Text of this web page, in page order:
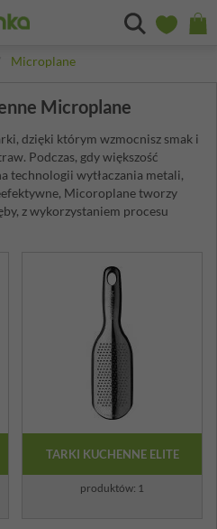
Microplane
Microplane
dzięki którym wzmocnisz smak i
Podczas, gdy większość
technologii wytłaczania metali,
Micoroplane tworzy
z wykorzystaniem procesu
TARKI KUCHENNE ELITE
produktów: 1